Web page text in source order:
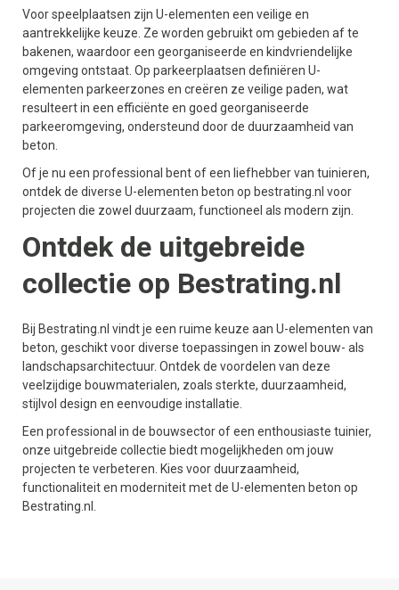
Voor speelplaatsen zijn U-elementen een veilige en
aantrekkelijke keuze. Ze worden gebruikt om gebieden af te
bakenen, waardoor een georganiseerde en kindvriendelijke
omgeving ontstaat. Op parkeerplaatsen definiëren U-
elementen parkeerzones en creëren ze veilige paden, wat
resulteert in een efficiënte en goed georganiseerde
parkeeromgeving, ondersteund door de duurzaamheid van
beton.
Of je nu een professional bent of een liefhebber van tuinieren,
ontdek de diverse U-elementen beton op bestrating.nl voor
projecten die zowel duurzaam, functioneel als modern zijn.
Ontdek de uitgebreide
collectie op Bestrating.nl
Bij Bestrating.nl vindt je een ruime keuze aan U-elementen van
beton, geschikt voor diverse toepassingen in zowel bouw- als
landschapsarchitectuur. Ontdek de voordelen van deze
veelzijdige bouwmaterialen, zoals sterkte, duurzaamheid,
stijlvol design en eenvoudige installatie.
Een professional in de bouwsector of een enthousiaste tuinier,
onze uitgebreide collectie biedt mogelijkheden om jouw
projecten te verbeteren. Kies voor duurzaamheid,
functionaliteit en moderniteit met de U-elementen beton op
Bestrating.nl.